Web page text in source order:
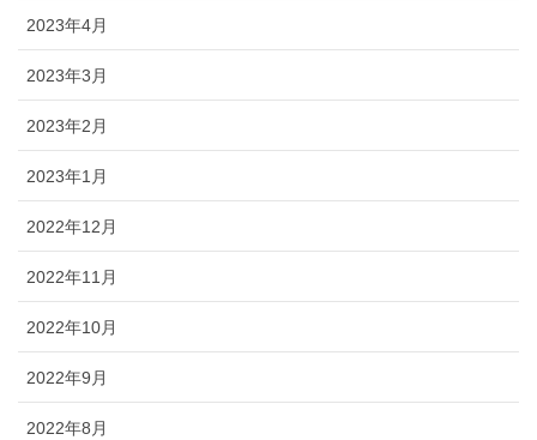
2023年4月
2023年3月
2023年2月
2023年1月
2022年12月
2022年11月
2022年10月
2022年9月
2022年8月